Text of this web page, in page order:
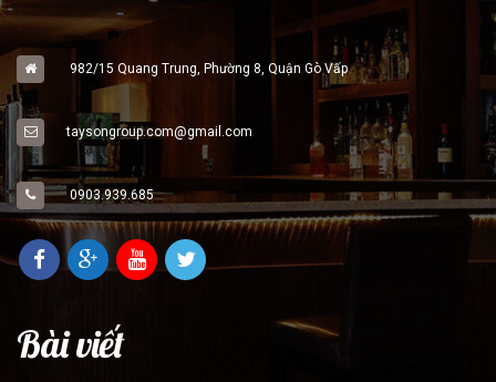
982/15 Quang Trung, Phường 8, Quận Gò Vấp
taysongroup.com@gmail.com
0903.939.685
Bài viết